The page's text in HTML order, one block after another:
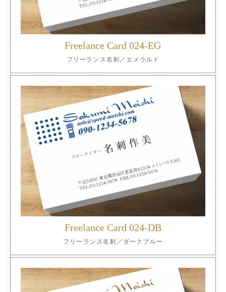
Freelance Card 024-EG
フリーランス名刺／エメラルド
Freelance Card 024-DB
フリーランス名刺／ダークブルー